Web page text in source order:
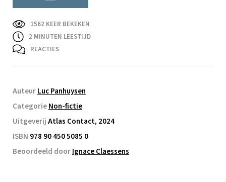
1562 KEER BEKEKEN
2 MINUTEN LEESTIJD
REACTIES
AuteurLuc Panhuysen
CategorieNon-fictie
UitgeverijAtlas Contact, 2024
ISBN 978 90 450 5085 0
Beoordeeld doorIgnace Claessens